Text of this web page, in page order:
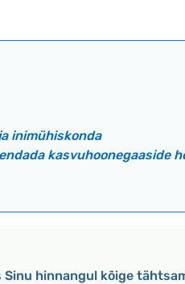
inimühiskonda
kasvuhoonegaaside
hinnangul kõige